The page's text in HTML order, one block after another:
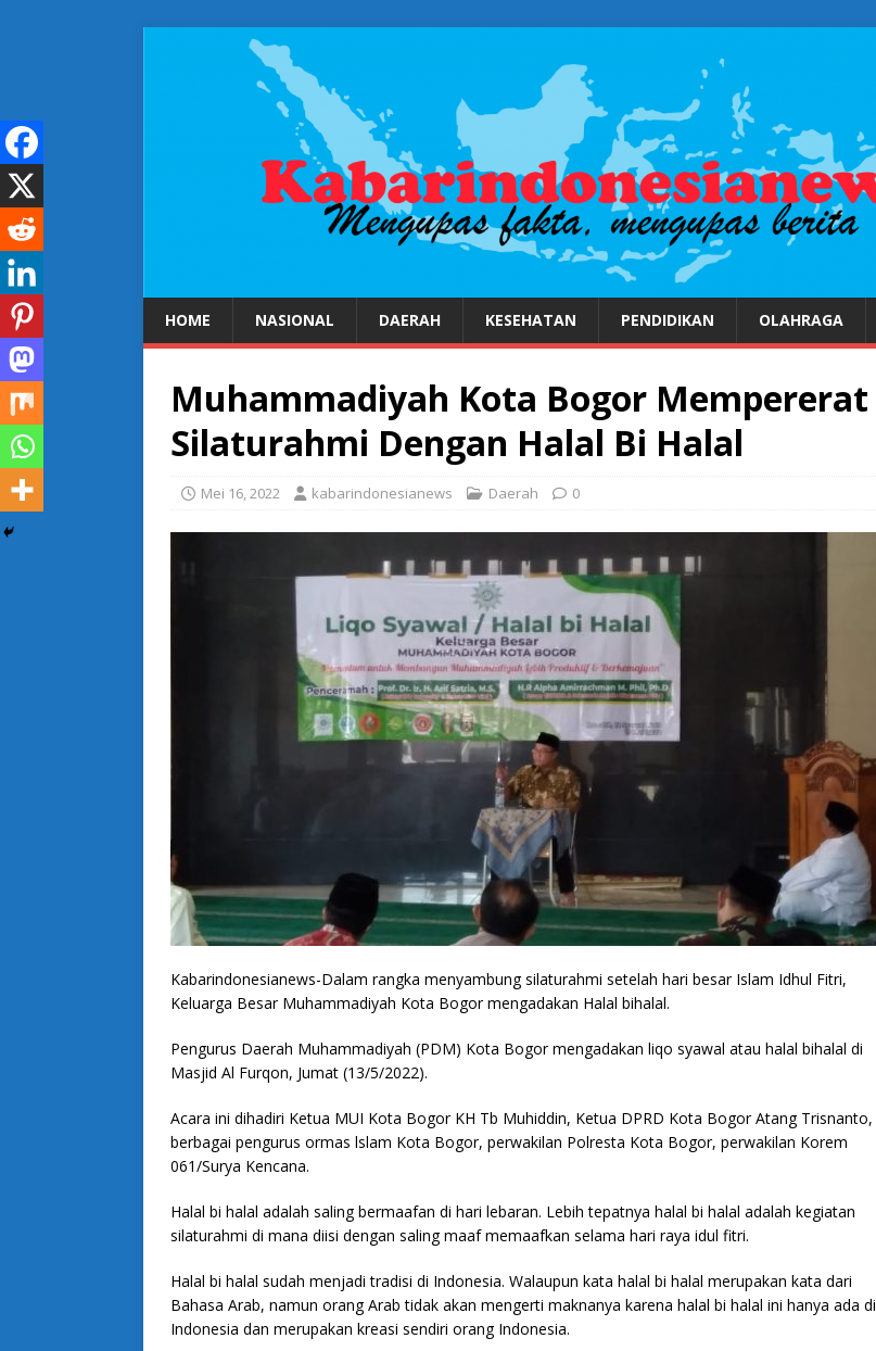
HOME NASIONAL DAERAH KESEHATAN PENDIDIKAN OLAHRAGA
Muhammadiyah Kota Bogor Mempererat
Silaturahmi Dengan Halal Bi Halal
Mei 16, 2022 kabarindonesianews Daerah 0
Kabarindonesianews-Dalam rangka menyambung silaturahmi setelah hari besar Islam Idhul Fitri,
Keluarga Besar Muhammadiyah Kota Bogor mengadakan Halal bihalal.
Pengurus Daerah Muhammadiyah (PDM) Kota Bogor mengadakan liqo syawal atau halal bihalal di
Masjid Al Furqon, Jumat (13/5/2022).
Acara ini dihadiri Ketua MUI Kota Bogor KH Tb Muhiddin, Ketua DPRD Kota Bogor Atang Trisnanto,
berbagai pengurus ormas lslam Kota Bogor, perwakilan Polresta Kota Bogor, perwakilan Korem
061/Surya Kencana.
Halal bi halal adalah saling bermaafan di hari lebaran. Lebih tepatnya halal bi halal adalah kegiatan
silaturahmi di mana diisi dengan saling maaf memaafkan selama hari raya idul fitri.
Halal bi halal sudah menjadi tradisi di Indonesia. Walaupun kata halal bi halal merupakan kata dari
Bahasa Arab, namun orang Arab tidak akan mengerti maknanya karena halal bi halal ini hanya ada di
Indonesia dan merupakan kreasi sendiri orang Indonesia.